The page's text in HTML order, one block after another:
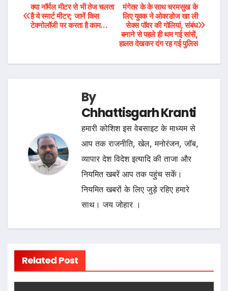
Post
navigation
मंगेतर के के साथ चरमसुख के
लिए युवक ने ओवरडोज खा ली
सेक्स पॉवर की गोलियां, संबंध
बनाने से पहले ही थम गई सांसें,
हालत देखकर दंग रह गई पुलिस
क्या नॉर्मल मीटर से भी तेज चलता
है ये स्मार्ट मीटर; जानें किस
टेक्नोलॉजी पर करता है काम…
By
Chhattisgarh Kranti
हमारी कोशिश इस वेबसाइट के माध्यम से
आप तक राजनीति, खेल, मनोरंजन, जॉब,
व्यापार देश विदेश इत्यादि की ताजा और
नियमित खबरें आप तक पहुंच सकें।
नियमित खबरों के लिए जुड़े रहिए हमारे
साथ। जय जोहार ।
Related Post